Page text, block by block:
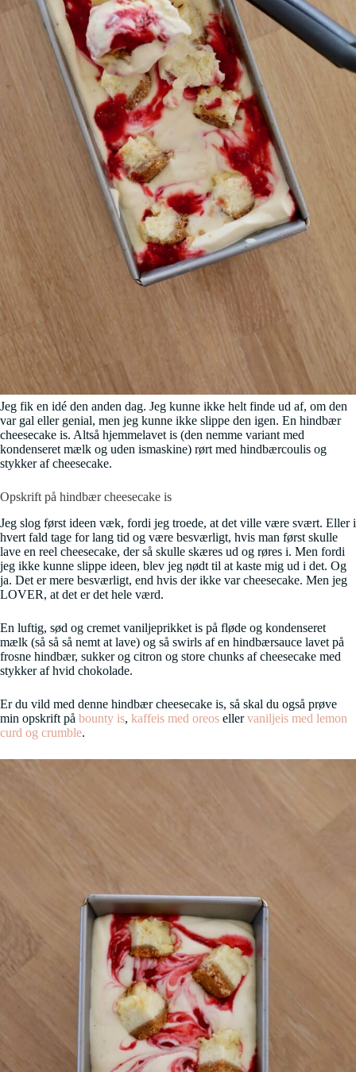
Jeg fik en idé den anden dag. Jeg kunne ikke helt finde ud af, om den
var gal eller genial, men jeg kunne ikke slippe den igen. En hindbær
cheesecake is. Altså hjemmelavet is (den nemme variant med
kondenseret mælk og uden ismaskine) rørt med hindbærcoulis og
stykker af cheesecake.
Opskrift på hindbær cheesecake is
Jeg slog først ideen væk, fordi jeg troede, at det ville være svært. Eller i
hvert fald tage for lang tid og være besværligt, hvis man først skulle
lave en reel cheesecake, der så skulle skæres ud og røres i. Men fordi
jeg ikke kunne slippe ideen, blev jeg nødt til at kaste mig ud i det. Og
ja. Det er mere besværligt, end hvis der ikke var cheesecake. Men jeg
LOVER, at det er det hele værd.
En luftig, sød og cremet vaniljeprikket is på fløde og kondenseret
mælk (så så så nemt at lave) og så swirls af en hindbærsauce lavet på
frosne hindbær, sukker og citron og store chunks af cheesecake med
stykker af hvid chokolade.
Er du vild med denne hindbær cheesecake is, så skal du også prøve
min opskrift på bounty is, kaffeis med oreos ellervaniljeis med lemon
curd og crumble.